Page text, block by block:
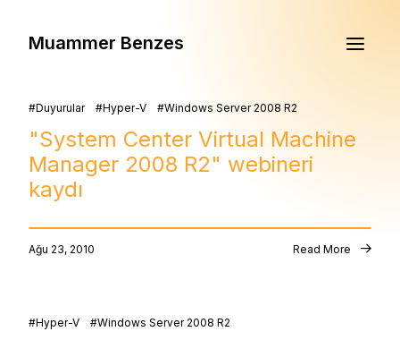
Muammer Benzes
Duyurular Hyper-V Windows Server 2008 R2
"System Center Virtual Machine
Manager 2008 R2" webineri
kaydı
Ağu 23, 2010 Read More
Hyper-V Windows Server 2008 R2